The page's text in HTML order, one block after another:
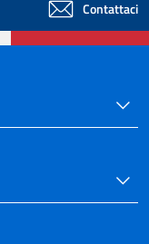
Contattaci